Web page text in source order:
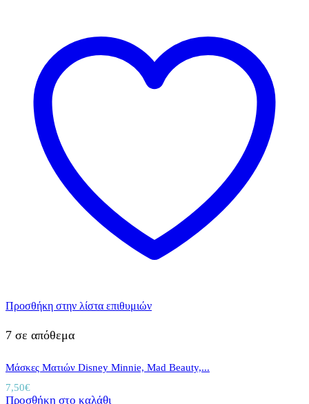
Προσθήκη στην λίστα επιθυμιών
7 σε απόθεμα
Μάσκες Ματιών Disney Minnie, Mad Beauty,...
7,50€
Προσθήκη στο καλάθι